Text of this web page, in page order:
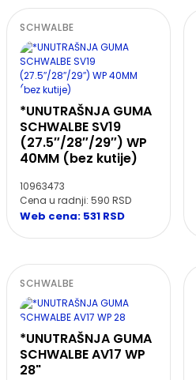
SCHWALBE
*UNUTRAŠNJA GUMA
SCHWALBE SV19
(27.5″/28″/29″) WP
40MM (bez kutije)
10963473
Cena u radnji: 590 RSD
Web cena: 531 RSD
SCHWALBE
*UNUTRAŠNJA GUMA
SCHWALBE AV17 WP
28"